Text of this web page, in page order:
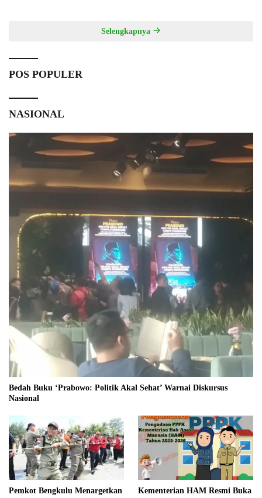
Selengkapnya
POS POPULER
NASIONAL
Bedah Buku ‘Prabowo: Politik Akal Sehat’ Warnai Diskursus
Nasional
Pemkot Bengkulu Menargetkan
Kementerian HAM Resmi Buka